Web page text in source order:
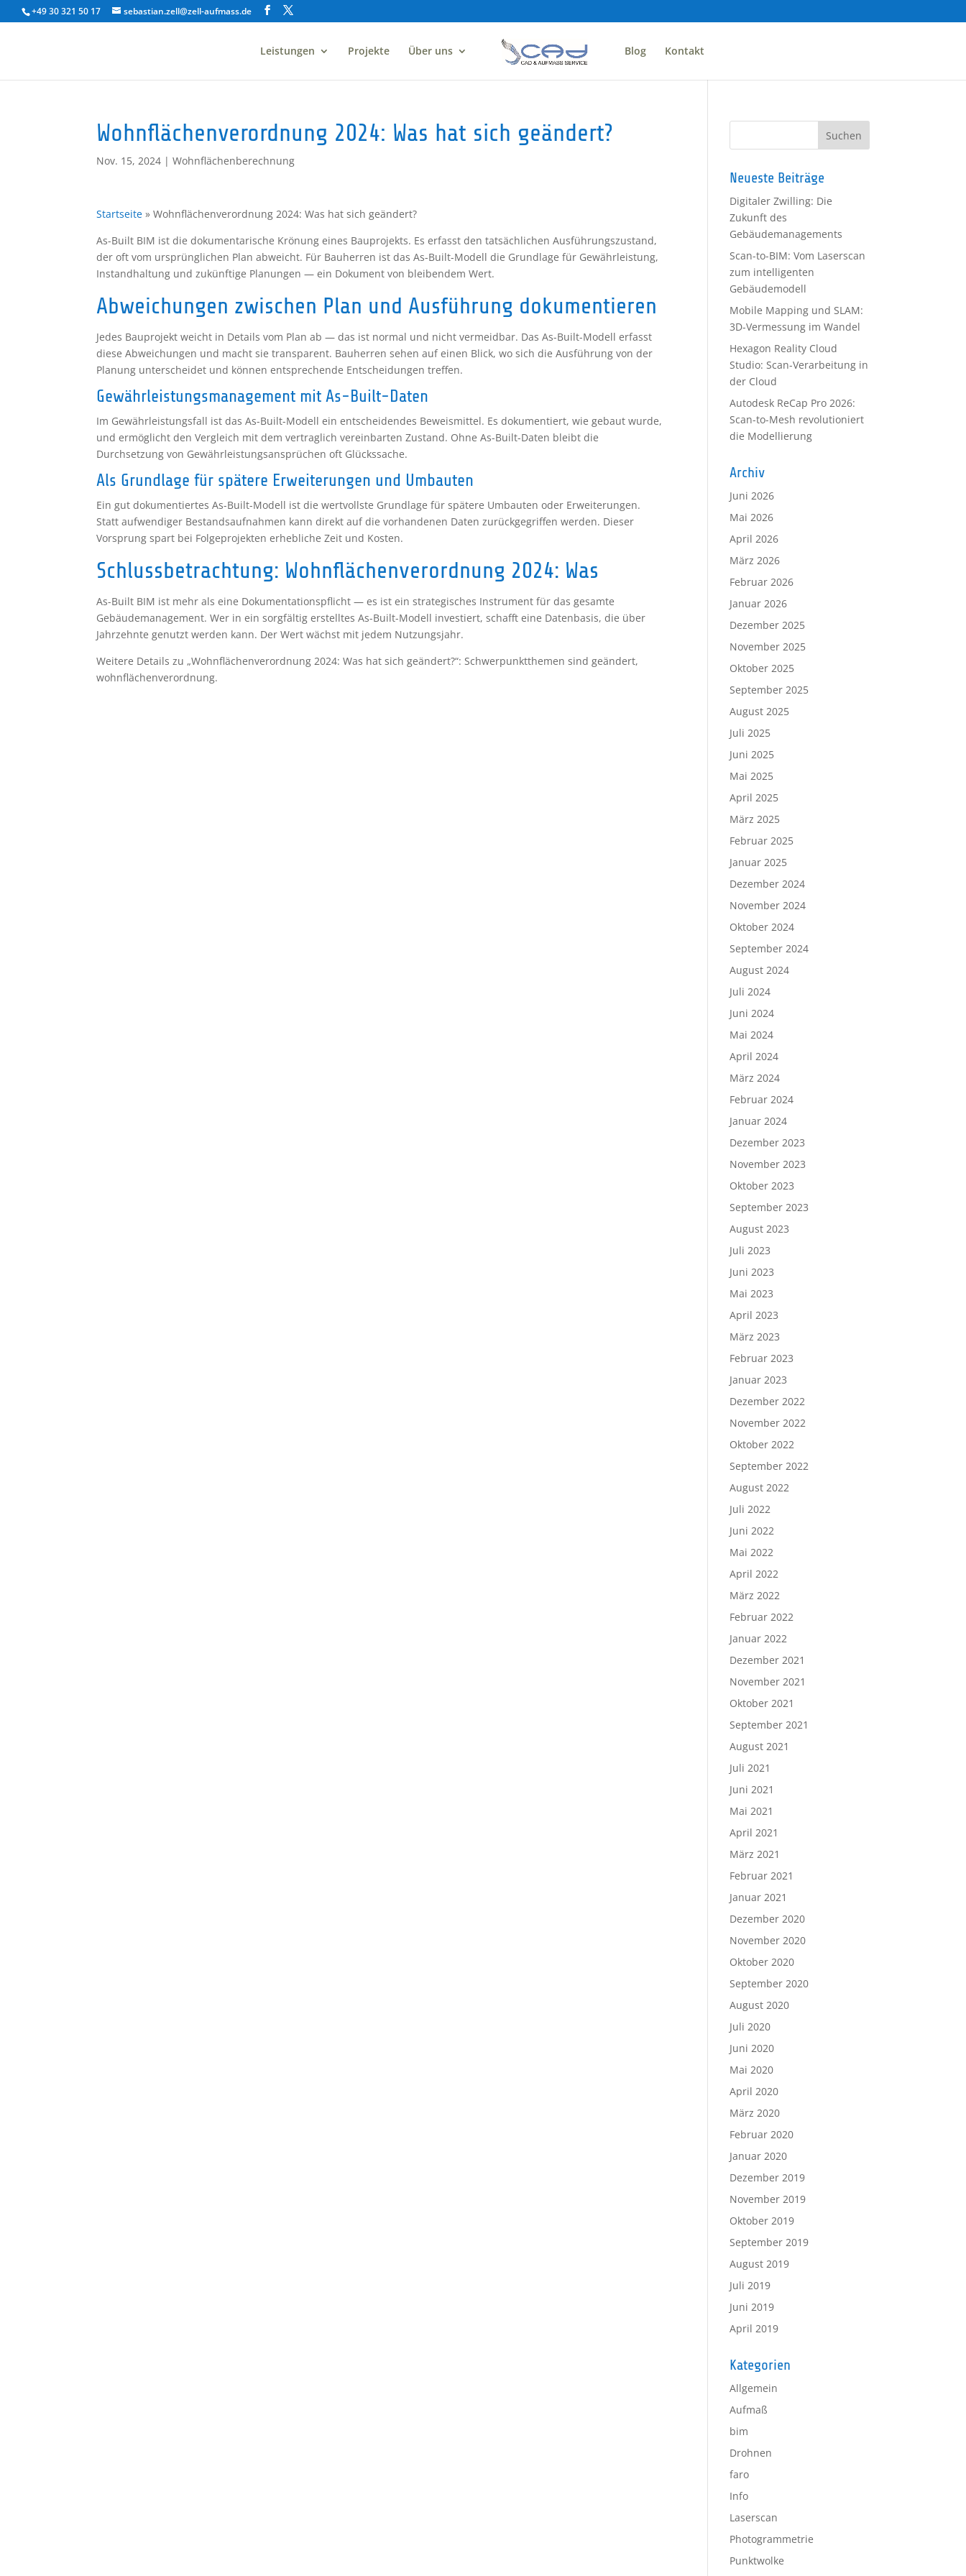
+49 30 321 50 17 sebastian.zell@zell-aufmass.de
Leistungen Projekte Über uns Blog Kontakt
Wohnflächenverordnung 2024: Was hat sich geändert?
Nov. 15, 2024 |Wohnflächenberechnung
Startseite »Wohnflächenverordnung 2024: Was hat sich geändert?
As-Built BIM ist die dokumentarische Krönung eines Bauprojekts. Es erfasst den tatsächlichen Ausführungszustand,
der oft vom ursprünglichen Plan abweicht. Für Bauherren ist das As-Built-Modell die Grundlage für Gewährleistung,
Instandhaltung und zukünftige Planungen — ein Dokument von bleibendem Wert.
Abweichungen zwischen Plan und Ausführung dokumentieren
Jedes Bauprojekt weicht in Details vom Plan ab — das ist normal und nicht vermeidbar. Das As-Built-Modell erfasst
diese Abweichungen und macht sie transparent. Bauherren sehen auf einen Blick, wo sich die Ausführung von der
Planung unterscheidet und können entsprechende Entscheidungen treffen.
Gewährleistungsmanagement mit As-Built-Daten
Im Gewährleistungsfall ist das As-Built-Modell ein entscheidendes Beweismittel. Es dokumentiert, wie gebaut wurde,
und ermöglicht den Vergleich mit dem vertraglich vereinbarten Zustand. Ohne As-Built-Daten bleibt die
Durchsetzung von Gewährleistungsansprüchen oft Glückssache.
Als Grundlage für spätere Erweiterungen und Umbauten
Ein gut dokumentiertes As-Built-Modell ist die wertvollste Grundlage für spätere Umbauten oder Erweiterungen.
Statt aufwendiger Bestandsaufnahmen kann direkt auf die vorhandenen Daten zurückgegriffen werden. Dieser
Vorsprung spart bei Folgeprojekten erhebliche Zeit und Kosten.
Schlussbetrachtung: Wohnflächenverordnung 2024: Was
As-Built BIM ist mehr als eine Dokumentationspflicht — es ist ein strategisches Instrument für das gesamte
Gebäudemanagement. Wer in ein sorgfältig erstelltes As-Built-Modell investiert, schafft eine Datenbasis, die über
Jahrzehnte genutzt werden kann. Der Wert wächst mit jedem Nutzungsjahr.
Weitere Details zu „Wohnflächenverordnung 2024: Was hat sich geändert?“: Schwerpunktthemen sind geändert,
wohnflächenverordnung.
Neueste Beiträge
Digitaler Zwilling: Die
Zukunft des
Gebäudemanagements
Scan-to-BIM: Vom Laserscan
zum intelligenten
Gebäudemodell
Mobile Mapping und SLAM:
3D-Vermessung im Wandel
Hexagon Reality Cloud
Studio: Scan-Verarbeitung in
der Cloud
Autodesk ReCap Pro 2026:
Scan-to-Mesh revolutioniert
die Modellierung
Archiv
Juni 2026
Mai 2026
April 2026
März 2026
Februar 2026
Januar 2026
Dezember 2025
November 2025
Oktober 2025
September 2025
August 2025
Juli 2025
Juni 2025
Mai 2025
April 2025
März 2025
Februar 2025
Januar 2025
Dezember 2024
November 2024
Oktober 2024
September 2024
August 2024
Juli 2024
Juni 2024
Mai 2024
April 2024
März 2024
Februar 2024
Januar 2024
Dezember 2023
November 2023
Oktober 2023
September 2023
August 2023
Juli 2023
Juni 2023
Mai 2023
April 2023
März 2023
Februar 2023
Januar 2023
Dezember 2022
November 2022
Oktober 2022
September 2022
August 2022
Juli 2022
Juni 2022
Mai 2022
April 2022
März 2022
Februar 2022
Januar 2022
Dezember 2021
November 2021
Oktober 2021
September 2021
August 2021
Juli 2021
Juni 2021
Mai 2021
April 2021
März 2021
Februar 2021
Januar 2021
Dezember 2020
November 2020
Oktober 2020
September 2020
August 2020
Juli 2020
Juni 2020
Mai 2020
April 2020
März 2020
Februar 2020
Januar 2020
Dezember 2019
November 2019
Oktober 2019
September 2019
August 2019
Juli 2019
Juni 2019
April 2019
Kategorien
Allgemein
Aufmaß
bim
Drohnen
faro
Info
Laserscan
Photogrammetrie
Punktwolke